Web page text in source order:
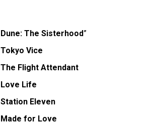
Dune: The Sisterhood”
Tokyo Vice
The Flight Attendant
Love Life
Station Eleven
Made for Love